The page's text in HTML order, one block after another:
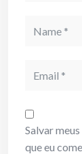
Salvar
que eu